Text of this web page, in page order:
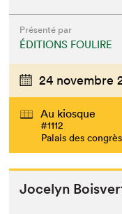
Présenté par
ÉDITIONS FOULIRE
24 novembre
Au kiosque
#1112
Palais des
Joce­lyn